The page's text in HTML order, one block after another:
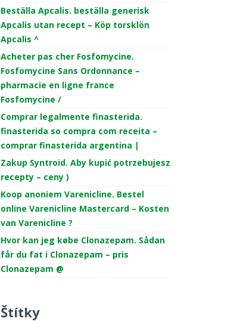
Beställa Apcalis. beställa generisk
Apcalis utan recept – Köp torsklön
Apcalis ^
Acheter pas cher Fosfomycine.
Fosfomycine Sans Ordonnance –
pharmacie en ligne france
Fosfomycine /
Comprar legalmente finasterida.
finasterida so compra com receita –
comprar finasterida argentina |
Zakup Syntroid. Aby kupić potrzebujesz
recepty – ceny )
Koop anoniem Varenicline. Bestel
online Varenicline Mastercard – Kosten
van Varenicline ?
Hvor kan jeg købe Clonazepam. Sådan
får du fat i Clonazepam – pris
Clonazepam @
Štítky